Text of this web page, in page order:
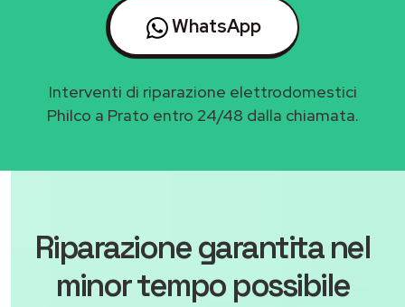
WhatsApp
Interventi di riparazione elettrodomestici
Philco a Prato entro 24/48 dalla chiamata.
Riparazione garantita nel
minor tempo possibile